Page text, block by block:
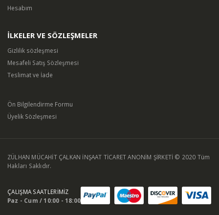
Hesabım
İLKELER VE SÖZLEŞMELER
Gizlilik sözleşmesi
Mesafeli Satış Sözleşmesi
Teslimat ve İade
Ön Bilgilendirme Formu
Üyelik Sözleşmesi
ZÜLHAN MÜCAHİT ÇALKAN İNŞAAT TİCARET ANONİM ŞİRKETİ © 2020 Tüm
Hakları Saklıdır.
ÇALIŞMA SAATLERİMİZ
Paz - Cum / 10:00 - 18:00